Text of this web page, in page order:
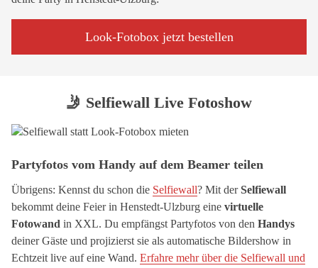
Look-Fotobox jetzt bestellen
🤳 Selfiewall Live Fotoshow
Partyfotos vom Handy auf dem Beamer teilen
Übrigens: Kennst du schon die Selfiewall? Mit derSelfiewall
bekommt deine Feier in Henstedt-Ulzburg eine virtuelle
Fotowand in XXL. Du empfängst Partyfotos von den Handys
deiner Gäste und projizierst sie als automatische Bildershow in
Echtzeit live auf eine Wand. Erfahre mehr über die Selfiewall und